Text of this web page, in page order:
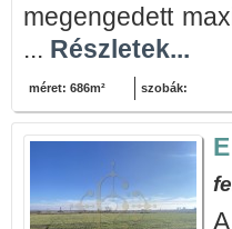
megengedett
... Részletek...
méret: 686m² szobák: